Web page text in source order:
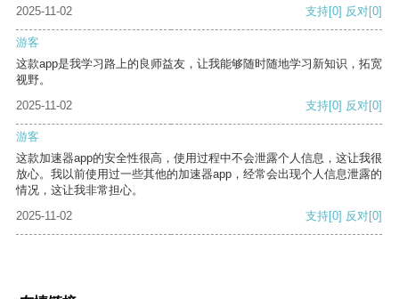
2025-11-02
支持[0] 反对[0]
游客
这款app是我学习路上的良师益友，让我能够随时随地学习新知识，拓宽
视野。
2025-11-02
支持[0] 反对[0]
游客
这款加速器app的安全性很高，使用过程中不会泄露个人信息，这让我很
放心。我以前使用过一些其他的加速器app，经常会出现个人信息泄露的
情况，这让我非常担心。
2025-11-02
支持[0] 反对[0]